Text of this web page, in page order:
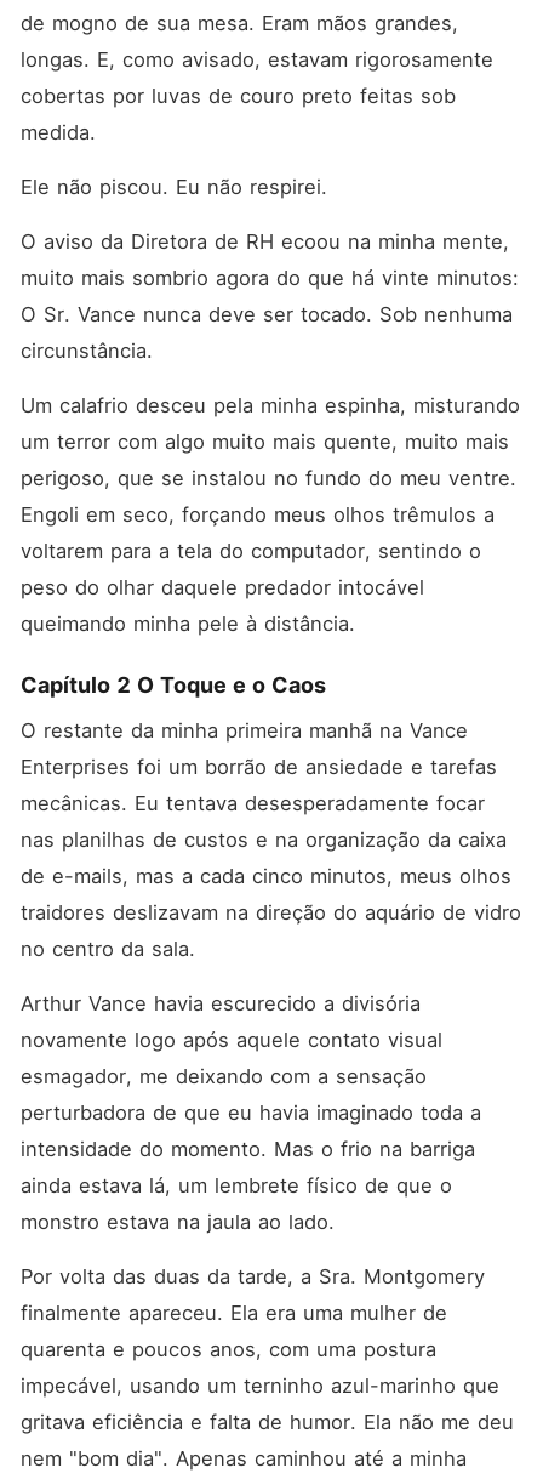
de mogno de sua mesa. Eram mãos grandes,
longas. E, como avisado, estavam rigorosamente
cobertas por luvas de couro preto feitas sob
medida.
Ele não piscou. Eu não respirei.
O aviso da Diretora de RH ecoou na minha mente,
muito mais sombrio agora do que há vinte minutos:
O Sr. Vance nunca deve ser tocado. Sob nenhuma
circunstância.
Um calafrio desceu pela minha espinha, misturando
um terror com algo muito mais quente, muito mais
perigoso, que se instalou no fundo do meu ventre.
Engoli em seco, forçando meus olhos trêmulos a
voltarem para a tela do computador, sentindo o
peso do olhar daquele predador intocável
queimando minha pele à distância.
Capítulo 2 O Toque e o Caos
O restante da minha primeira manhã na Vance
Enterprises foi um borrão de ansiedade e tarefas
mecânicas. Eu tentava desesperadamente focar
nas planilhas de custos e na organização da caixa
de e-mails, mas a cada cinco minutos, meus olhos
traidores deslizavam na direção do aquário de vidro
no centro da sala.
Arthur Vance havia escurecido a divisória
novamente logo após aquele contato visual
esmagador, me deixando com a sensação
perturbadora de que eu havia imaginado toda a
intensidade do momento. Mas o frio na barriga
ainda estava lá, um lembrete físico de que o
monstro estava na jaula ao lado.
Por volta das duas da tarde, a Sra. Montgomery
finalmente apareceu. Ela era uma mulher de
quarenta e poucos anos, com uma postura
impecável, usando um terninho azul-marinho que
gritava eficiência e falta de humor. Ela não me deu
nem "bom dia". Apenas caminhou até a minha